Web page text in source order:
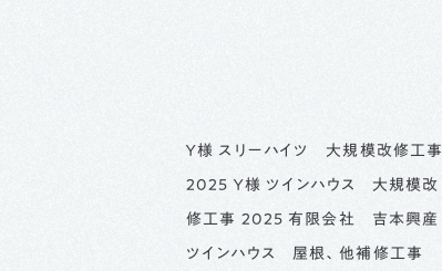
Ｙ様 スリーハイツ 大規模改修工事
2025 Ｙ様 ツインハウス 大規模改
修工事 2025 有限会社 吉本興産
ツインハウス 屋根、他補修工事